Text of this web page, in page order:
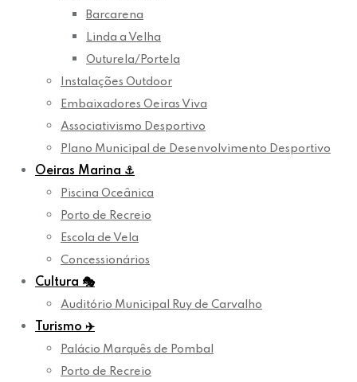
Barcarena
Linda a Velha
Outurela/Portela
Instalações Outdoor
Embaixadores Oeiras Viva
Associativismo Desportivo
Plano Municipal de Desenvolvimento Desportivo
Oeiras Marina ⚓
Piscina Oceânica
Porto de Recreio
Escola de Vela
Concessionários
Cultura 🎭
Auditório Municipal Ruy de Carvalho
Turismo ✈️
Palácio Marquês de Pombal
Porto de Recreio